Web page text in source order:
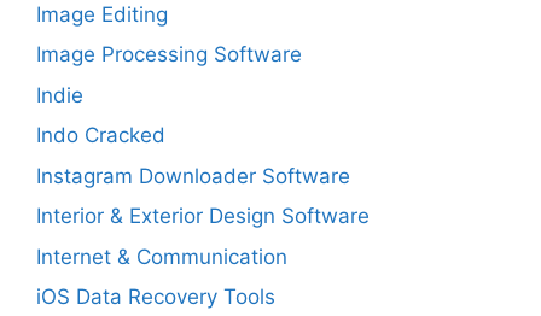
Image Editing
Image Processing Software
Indie
Indo Cracked
Instagram Downloader Software
Interior & Exterior Design Software
Internet & Communication
iOS Data Recovery Tools